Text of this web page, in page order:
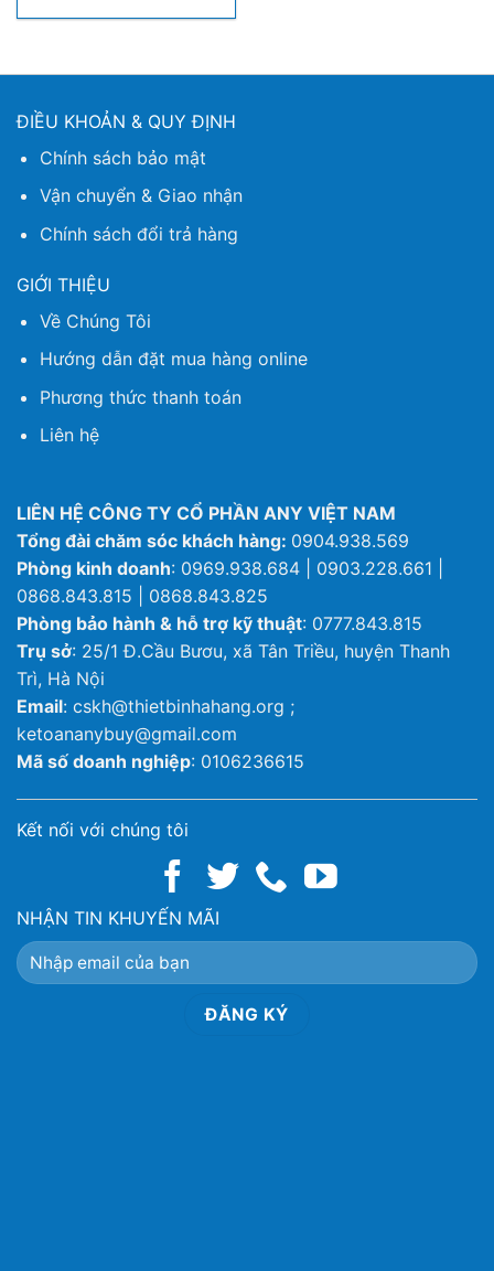
ĐIỀU KHOẢN & QUY ĐỊNH
Chính sách bảo mật
Vận chuyển & Giao nhận
Chính sách đổi trả hàng
GIỚI THIỆU
Về Chúng Tôi
Hướng dẫn đặt mua hàng online
Phương thức thanh toán
Liên hệ
LIÊN HỆ CÔNG TY CỔ PHẦN ANY VIỆT NAM
Tổng đài chăm sóc khách hàng: 0904.938.569
Phòng kinh doanh: 0969.938.684 | 0903.228.661 |
0868.843.815 | 0868.843.825
Phòng bảo hành & hỗ trợ kỹ thuật: 0777.843.815
Trụ sở: 25/1 Đ.Cầu Bươu, xã Tân Triều, huyện Thanh
Trì, Hà Nội
Email: cskh@thietbinhahang.org ;
ketoananybuy@gmail.com
Mã số doanh nghiệp: 0106236615
Kết nối với chúng tôi
NHẬN TIN KHUYẾN MÃI